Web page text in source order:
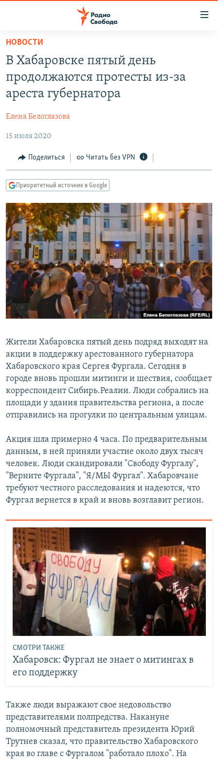
упрощенного
доступа
основному
Вернутся
навигации
Вернутся
поиску
ПРОГРАММЫ
ПОДКАСТЫ
АВТОРСКИЕ ПРОЕКТЫ
МНЕНИЯ
КУЛЬТУРА
IDEL.РЕАЛИИ
СЕВЕР.РЕАЛИИ
СИБИРЬ.РЕАЛИИ
РАСПИСАНИЕ ВЕЩАНИЯ
ПОДПИШИТЕСЬ НА РАССЫЛКУ
СОЦИАЛЬНЫЕ СЕТИ
Все сайты РСЕ/РС
НОВОСТИ
В Хабаровске пятый день
продолжаются протесты из-за
ареста губернатора
Елена Белоглазова
15 июля 2020
Поделиться Читать без VPN
Приоритетный источник в Google
Жители Хабаровска пятый день подряд выходят на
акции в поддержку арестованного губернатора
Хабаровского края Сергея Фургала. Сегодня в
городе вновь прошли митинги и шествия, сообщает
корреспондент Сибирь.Реалии. Люди собрались на
площади у здания правительства региона, а после
отправились на прогулки по центральным улицам.
Акция шла примерно 4 часа. По предварительным
данным, в ней приняли участие около двух тысяч
человек. Люди скандировали "Свободу Фургалу",
"Верните Фургала", "Я/МЫ Фургал". Хабаровчане
требуют честного расследования и надеются, что
Фургал вернется в край и вновь возглавит регион.
СМОТРИ ТАКЖЕ
Хабаровск: Фургал не знает о митингах в
его поддержку
Также люди выражают свое недовольство
представителями полпредства. Накануне
полномочный представитель президента Юрий
Трутнев сказал, что правительство Хабаровского
края во главе с Фургалом "работало плохо". На